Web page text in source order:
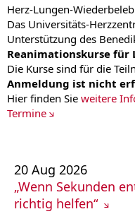
Herz-Lungen-
Das Universitäts-
Unterstützung des
Reanimationskurse für
Die Kurse sind für die
Anmeldung ist nicht
Hier finden Sie weitere
Termine
20 Aug 2026
„Wenn Sekunden
richtig helfen“